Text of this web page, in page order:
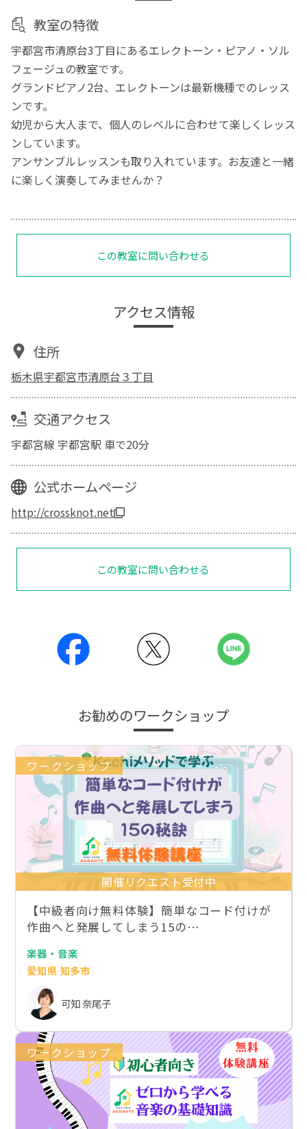
教室の特徴
宇都宮市清原台3丁目にあるエレクトーン・ピアノ・ソル
フェージュの教室です。
グランドピアノ2台、エレクトーンは最新機種でのレッス
ンです。
幼児から大人まで、個人のレベルに合わせて楽しくレッス
ンしています。
アンサンブルレッスンも取り入れています。お友達と一緒
に楽しく演奏してみませんか？
この教室に問い合わせる
アクセス情報
住所
栃木県宇都宮市清原台３丁目
交通アクセス
宇都宮線 宇都宮駅 車で20分
公式ホームページ
http://crossknot.net
この教室に問い合わせる
お勧めのワークショップ
ワークショップ
開催リクエスト受付中
【中級者向け無料体験】簡単なコード付けが
作曲へと発展してしまう15の…
楽器・音楽
愛知県 知多市
可知 奈尾子
ワークショップ